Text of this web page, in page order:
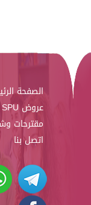
الصفحة
عروض SPU
مقترحات
اتصل بنا